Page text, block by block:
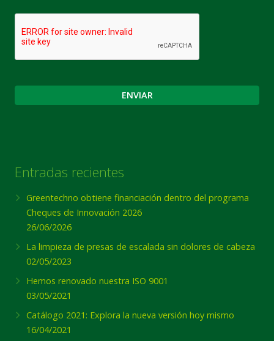
Entradas recientes
Greentechno obtiene financiación dentro del programa
Cheques de Innovación 2026
26/06/2026
La limpieza de presas de escalada sin dolores de cabeza
02/05/2023
Hemos renovado nuestra ISO 9001
03/05/2021
Catálogo 2021: Explora la nueva versión hoy mismo
16/04/2021